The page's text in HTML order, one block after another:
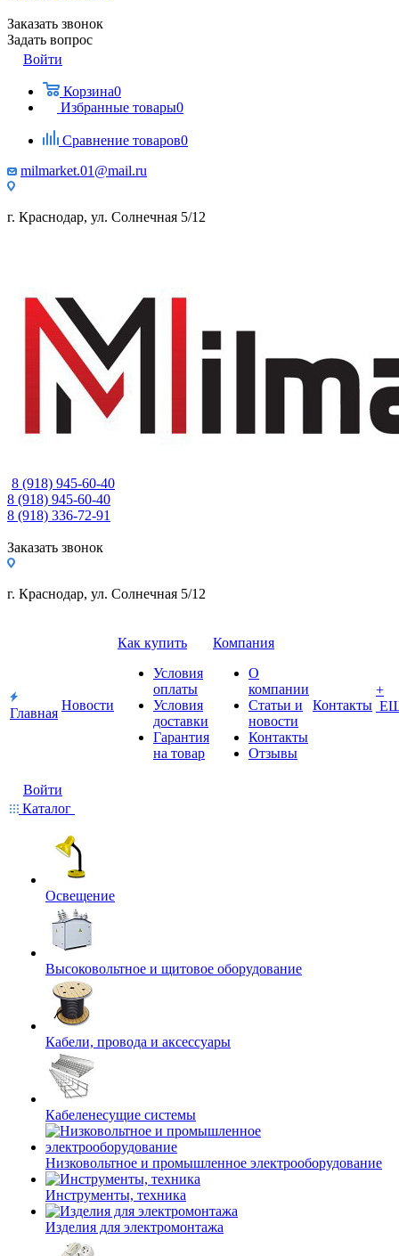
Заказать звонок
Задать вопрос
Войти
Корзина0
Избранные товары0
Сравнение товаров0
milmarket.01@mail.ru
г. Краснодар, ул. Солнечная 5/12
8 (918) 945-60-40
8 (918) 945-60-40
8 (918) 336-72-91
Заказать звонок
г. Краснодар, ул. Солнечная 5/12
Главная
Новости
Как купить
Условия
оплаты
Условия
доставки
Гарантия
на товар
Компания
О
компании
Статьи и
новости
Контакты
Отзывы
Контакты
+
Войти
Каталог
Освещение
Высоковольтное и щитовое оборудование
Кабели, провода и аксессуары
Кабеленесущие системы
Низковольтное и промышленное электрооборудование
Инструменты, техника
Изделия для электромонтажа